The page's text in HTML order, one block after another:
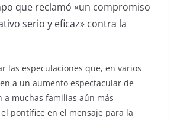
que reclamó «un compromiso
serio y eficaz» contra la
las especulaciones que, en varios
a un aumento espectacular de
a muchas familias aún más
pontífice en el mensaje para la